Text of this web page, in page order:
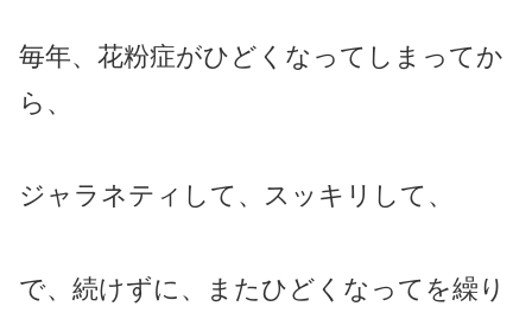
毎年、花粉症がひどくなってしまってか
ら、
ジャラネティして、スッキリして、
で、続けずに、またひどくなってを繰り